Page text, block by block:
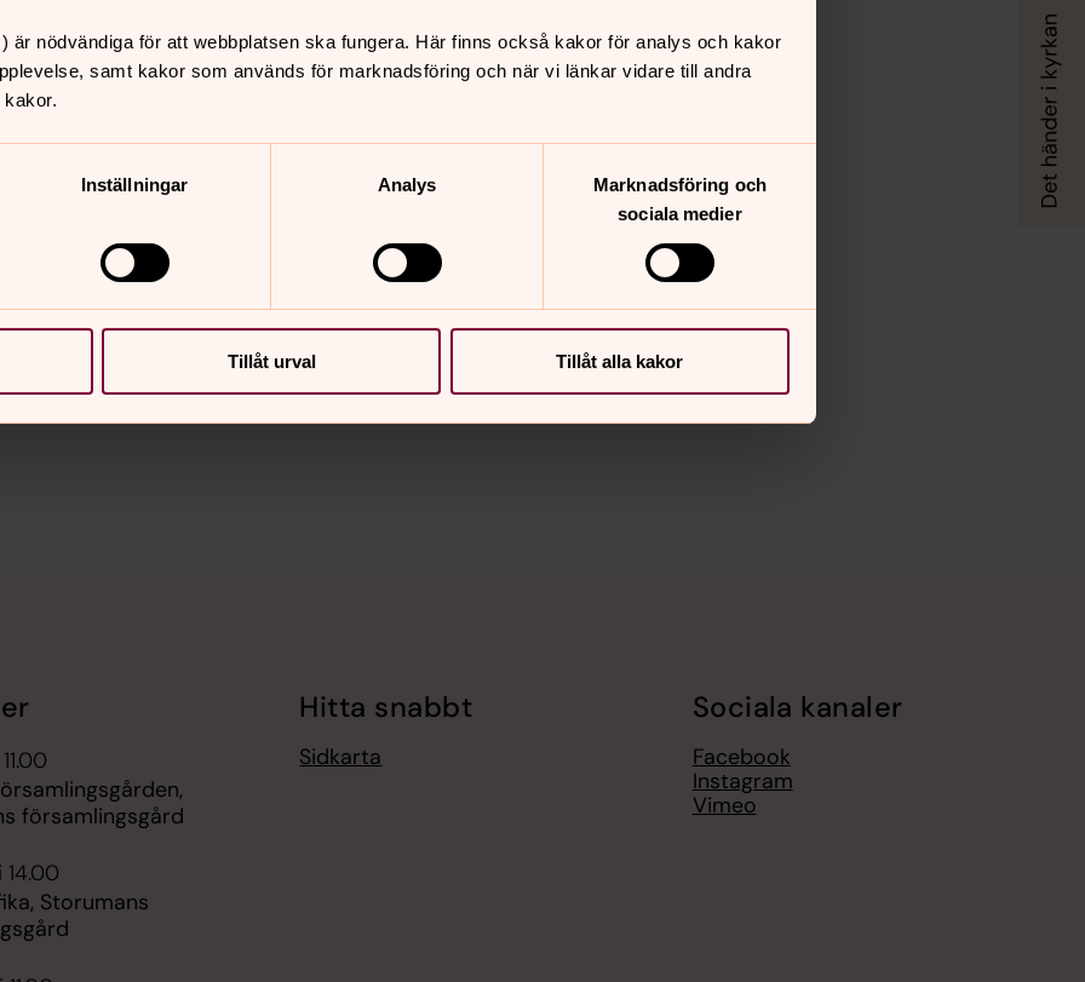
är nödvändiga för att webbplatsen ska fungera. Här finns också kakor för analys och kakor
samt kakor som används för marknadsföring och när vi länkar vidare till andra
Inställningar Analys
Marknadsföring och
sociala medier
Tillåt urval Tillåt alla kakor
kopplad.
ringer är anonyma för varandra.
församlingsgård
14.00
Storumans
Hitta snabbt
Sidkarta
Sociala kanaler
Facebook
Instagram
Vimeo